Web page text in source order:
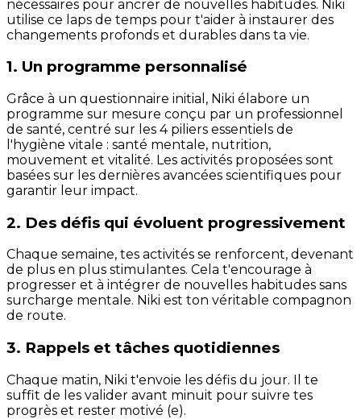
nécessaires pour ancrer de nouvelles habitudes. Niki
utilise ce laps de temps pour t'aider à instaurer des
changements profonds et durables dans ta vie.
1. Un programme personnalisé
Grâce à un questionnaire initial, Niki élabore un
programme sur mesure conçu par un professionnel
de santé, centré sur les 4 piliers essentiels de
l'hygiène vitale : santé mentale, nutrition,
mouvement et vitalité. Les activités proposées sont
basées sur les dernières avancées scientifiques pour
garantir leur impact.
2. Des défis qui évoluent progressivement
Chaque semaine, tes activités se renforcent, devenant
de plus en plus stimulantes. Cela t'encourage à
progresser et à intégrer de nouvelles habitudes sans
surcharge mentale. Niki est ton véritable compagnon
de route.
3. Rappels et tâches quotidiennes
Chaque matin, Niki t'envoie les défis du jour. Il te
suffit de les valider avant minuit pour suivre tes
progrès et rester motivé (e).